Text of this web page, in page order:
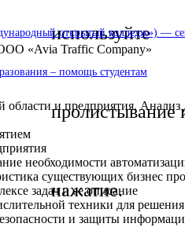
используйте
пролистывание
нажатие.
открытый колледж») —
– помощь студентам
«Avia Traffic Company»
области и предприятия.
необходимости
существующих бизнес
задач и ее описание
техники для решения
и защиты